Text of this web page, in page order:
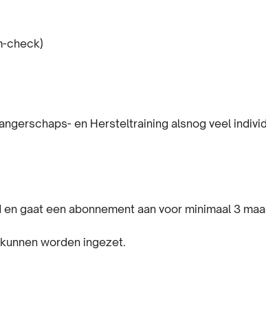
check)
en Hersteltraining alsnog veel
gaat een abonnement aan voor minimaal 3
worden ingezet.